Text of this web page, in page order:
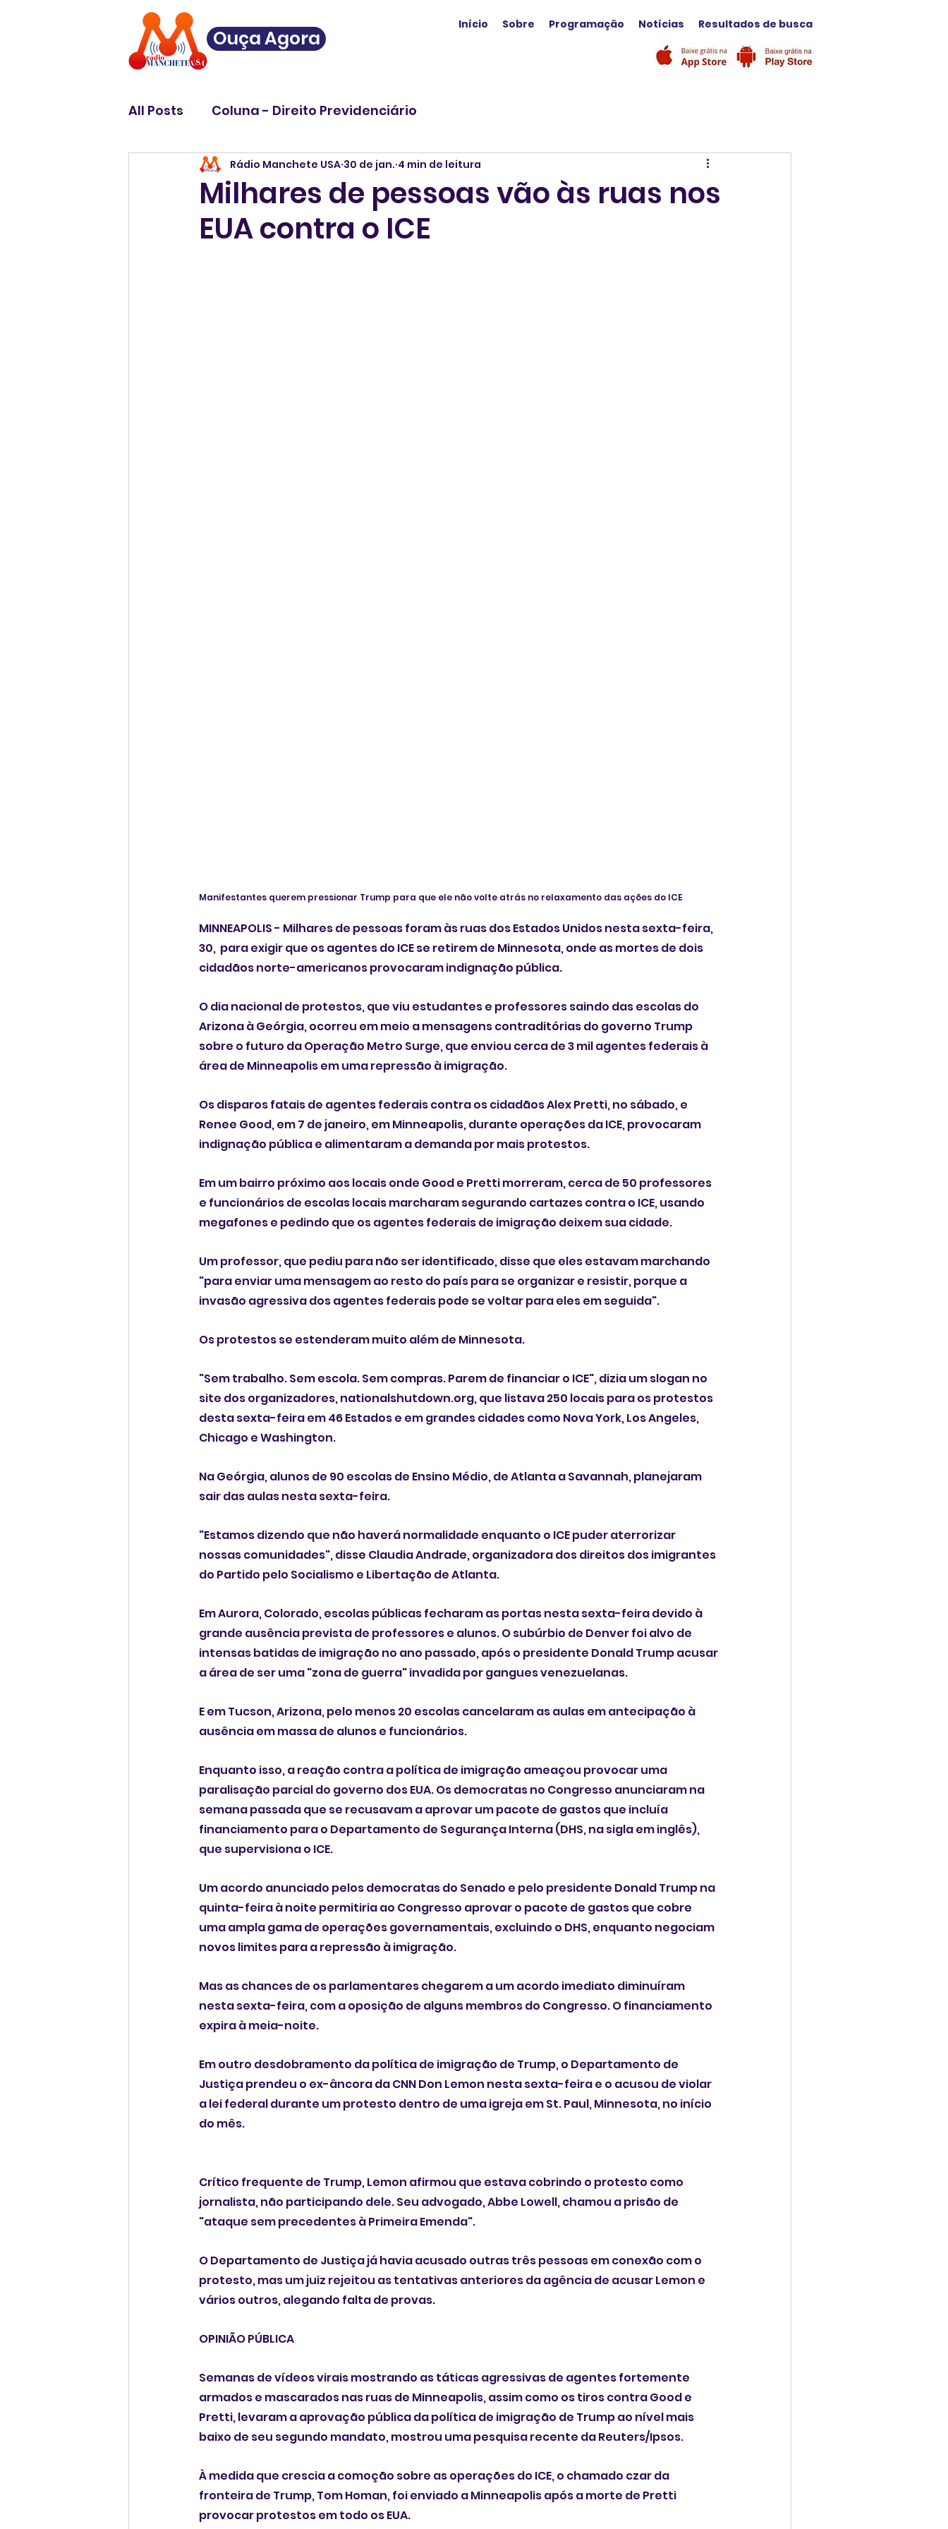
Ouça Agora
Início Sobre Programação Notícias Resultados de busca
All Posts Coluna - Direito Previdenciário
Milhares de pessoas vão às ruas nos
EUA contra o ICE
Rádio Manchete USA 30 de jan. 4 min de leitura
Manifestantes querem pressionar Trump para que ele não volte atrás no relaxamento das ações do ICE
MINNEAPOLIS - Milhares de pessoas foram às ruas dos Estados Unidos nesta sexta-feira,
30,  para exigir que os agentes do ICE se retirem de Minnesota, onde as mortes de dois
cidadãos norte-americanos provocaram indignação pública.
O dia nacional de protestos, que viu estudantes e professores saindo das escolas do
Arizona à Geórgia, ocorreu em meio a mensagens contraditórias do governo Trump
sobre o futuro da Operação Metro Surge, que ‌enviou cerca de 3 mil agentes federais à
área de Minneapolis em uma repressão à imigração.
Os disparos fatais de agentes federais contra os cidadãos Alex Pretti, no sábado, e
Renee Good, em 7 de janeiro, em Minneapolis, durante ‌operações da ICE, provocaram
indignação pública e alimentaram a demanda por mais protestos.
Em um bairro próximo aos locais onde Good e Pretti morreram, cerca de 50 professores
e funcionários de escolas locais marcharam segurando cartazes contra o ICE, usando
megafones e pedindo que os agentes federais de imigração deixem sua cidade.
Um professor, que pediu para não ser identificado, disse que eles estavam marchando
"para enviar uma mensagem ao resto do país para se organizar e resistir, porque a
invasão agressiva dos agentes federais pode se voltar para eles em seguida".
Os protestos se estenderam muito além de Minnesota.
"Sem trabalho. Sem escola. Sem compras. Parem de financiar ‍o ICE", dizia um slogan no
site dos organizadores, nationalshutdown.org, que listava 250 locais para os protestos
desta sexta-feira em 46 Estados e em grandes cidades como Nova York, Los Angeles,
Chicago e Washington.
Na Geórgia, alunos de 90 escolas de Ensino Médio, de Atlanta a Savannah, planejaram
sair das aulas nesta sexta-feira.
"Estamos dizendo que não haverá normalidade enquanto o ICE puder aterrorizar
nossas comunidades", disse Claudia Andrade, organizadora dos direitos dos imigrantes
do Partido pelo Socialismo e Libertação de Atlanta.
Em Aurora, Colorado, escolas públicas fecharam as portas nesta sexta-feira devido à
grande ausência prevista de professores e ‌alunos. O subúrbio de Denver foi alvo de
intensas batidas de imigração no ano passado, após o presidente Donald Trump acusar
a área de ser ‌uma "zona de guerra" invadida por gangues venezuelanas.
E em Tucson, Arizona, pelo menos 20 escolas cancelaram as aulas em antecipação à
ausência em massa de alunos e funcionários.
Enquanto isso, a reação contra a política de imigração ameaçou provocar uma
paralisação parcial do governo dos EUA. Os democratas no Congresso anunciaram na
semana passada que se recusavam a aprovar um pacote de gastos que incluía
financiamento para o Departamento de Segurança Interna (DHS, na sigla em inglês),
que supervisiona o ICE.
Um acordo anunciado pelos democratas do Senado e pelo presidente Donald Trump na
quinta-feira à noite permitiria ao Congresso aprovar o pacote de gastos que cobre
uma ampla gama de operações governamentais, excluindo o DHS, enquanto negociam
novos limites para a repressão à imigração.
Mas as chances de os parlamentares chegarem a um acordo imediato diminuíram
nesta sexta-feira, com a oposição de alguns membros do Congresso. O financiamento
expira à meia-noite.
Em outro desdobramento da política de imigração de Trump, o Departamento de
Justiça prendeu o ex-âncora da CNN Don Lemon nesta sexta-feira e o acusou de violar
a lei federal durante um protesto dentro de uma igreja em St. Paul, Minnesota, no início
do mês.
Crítico frequente de Trump, Lemon afirmou que estava cobrindo o protesto como
jornalista, não participando dele. Seu advogado, Abbe Lowell, chamou a prisão de
"ataque sem precedentes à Primeira Emenda".
O Departamento de Justiça já havia acusado outras três pessoas em conexão com o
protesto, mas um juiz rejeitou as tentativas anteriores da agência de acusar Lemon e
vários outros, alegando falta de provas.
OPINIÃO PÚBLICA
Semanas de vídeos virais mostrando as táticas agressivas de agentes fortemente
armados e mascarados nas ruas de Minneapolis, assim como os tiros contra Good e
Pretti, levaram a aprovação pública da política de imigração de Trump ao nível mais
baixo de seu segundo mandato, mostrou uma pesquisa recente da Reuters/Ipsos.
À medida que crescia a comoção sobre as operações do ICE, o chamado czar da
fronteira de Trump, Tom Homan, foi enviado a Minneapolis após a morte de Pretti
provocar protestos em todo os EUA.